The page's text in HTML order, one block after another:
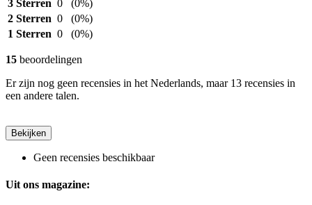
3 Sterren 0
(0%)
2 Sterren 0
(0%)
1 Sterren 0 (0%)
15 beoordelingen
Er zijn nog geen recensies in het Nederlands, maar 13 recensies in
een andere talen.
Bekijken
Geen recensies beschikbaar
Uit ons magazine: